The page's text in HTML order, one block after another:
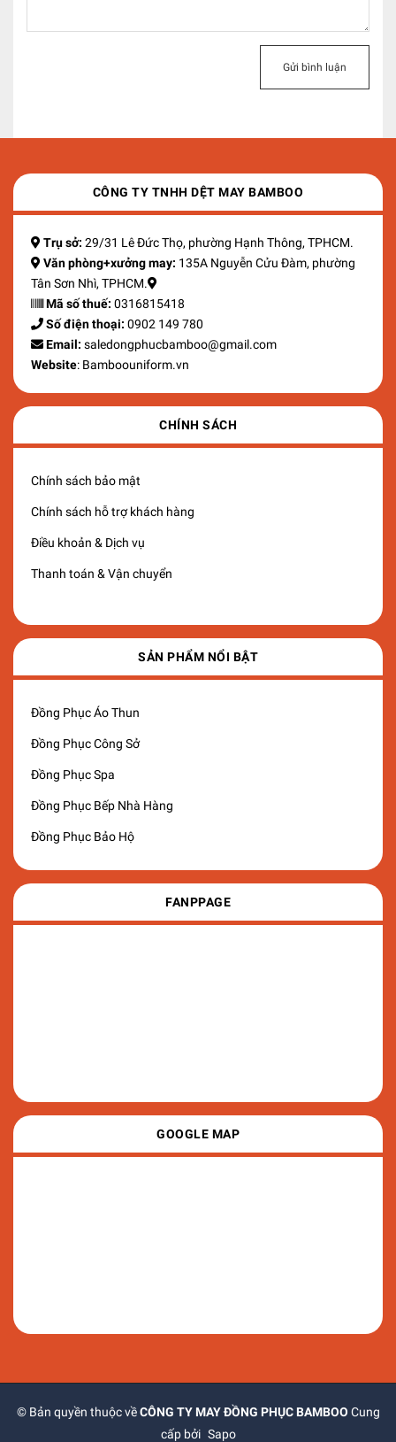
Gửi bình luận
CÔNG TY TNHH DỆT MAY BAMBOO
Trụ sở: 29/31 Lê Đức Thọ, phường Hạnh Thông, TPHCM.
Văn phòng+xưởng may: 135A Nguyễn Cửu Đàm, phường
Tân Sơn Nhì, TPHCM.
Mã số thuế: 0316815418
Số điện thoại: 0902 149 780
Email: saledongphucbamboo@gmail.com
Website: Bamboouniform.vn
CHÍNH SÁCH
Chính sách bảo mật
Chính sách hỗ trợ khách hàng
Điều khoản & Dịch vụ
Thanh toán & Vận chuyển
SẢN PHẨM NỔI BẬT
Đồng Phục Áo Thun
Đồng Phục Công Sở
Đồng Phục Spa
Đồng Phục Bếp Nhà Hàng
Đồng Phục Bảo Hộ
FANPPAGE
GOOGLE MAP
© Bản quyền thuộc vềCÔNG TY MAY ĐỒNG PHỤC BAMBOO Cung
cấp bởi Sapo